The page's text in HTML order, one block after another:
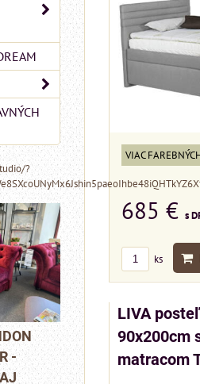
VIAC
685 € s
ks
LIVA
90x200cm
matracom
?
- talianský
cm
MIZAR od
systému
Pohovka